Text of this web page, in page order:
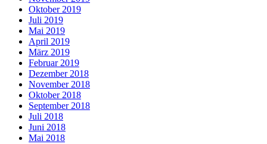
Oktober 2019
Juli 2019
Mai 2019
April 2019
März 2019
Februar 2019
Dezember 2018
November 2018
Oktober 2018
September 2018
Juli 2018
Juni 2018
Mai 2018